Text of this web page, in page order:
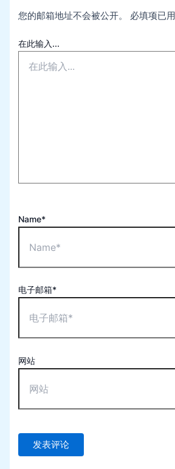
您的邮箱地址不会被公开。 必填项已用
在此输入...
Name*
电子邮箱*
网站